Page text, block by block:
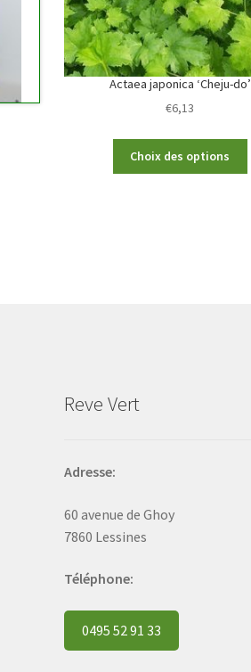
Actaea japonica ‘Cheju-do’
€6,13
Choix des options
Reve Vert
Adresse:
60 avenue de Ghoy
7860 Lessines
Téléphone:
0495 52 91 33